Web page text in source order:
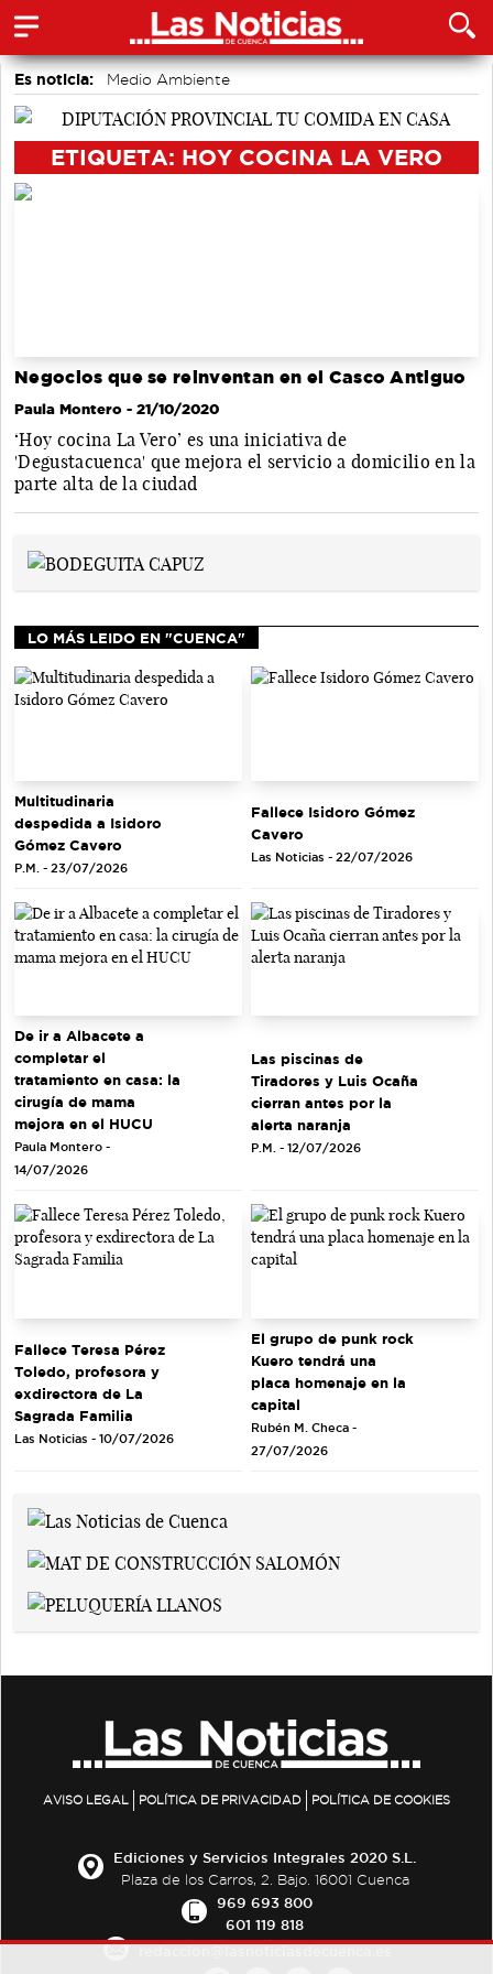
Es noticia:
Medio Ambiente
Actividades culturales en Cuenca
Área de Deportes
ETIQUETA: HOY COCINA LA VERO
Negocios que se reinventan en el Casco Antiguo
Paula Montero - 21/10/2020
‘Hoy cocina La Vero’ es una iniciativa de
'Degustacuenca' que mejora el servicio a domicilio en la
parte alta de la ciudad
LO MÁS LEIDO EN "CUENCA"
Multitudinaria
despedida a Isidoro
Gómez Cavero
P.M. - 23/07/2026
Fallece Isidoro Gómez
Cavero
Las Noticias - 22/07/2026
De ir a Albacete a
completar el
tratamiento en casa: la
cirugía de mama
mejora en el HUCU
Paula Montero -
14/07/2026
Las piscinas de
Tiradores y Luis Ocaña
cierran antes por la
alerta naranja
P.M. - 12/07/2026
Fallece Teresa Pérez
Toledo, profesora y
exdirectora de La
Sagrada Familia
Las Noticias - 10/07/2026
El grupo de punk rock
Kuero tendrá una
placa homenaje en la
capital
Rubén M. Checa -
27/07/2026
AVISO LEGAL POLÍTICA DE PRIVACIDAD POLÍTICA DE COOKIES
Ediciones y Servicios Integrales 2020 S.L.
Plaza de los Carros, 2. Bajo. 16001 Cuenca
969 693 800
601 119 818